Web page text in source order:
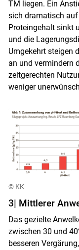
TM liegen. Ein
sich dramatisch auf
Proteingehalt sinkt
und die
Umgekehrt steigen
an und vermindern
zeitgerechten
weniger
© KK
3| Mittlerer
Das gezielte
zwischen 30 und
besseren